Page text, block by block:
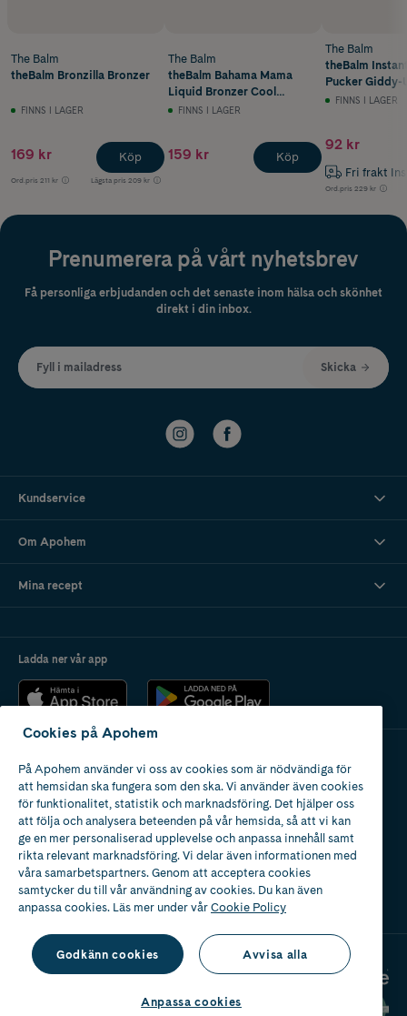
The Balm
theBalm Bronzilla Bronzer
FINNS I LAGER
169 kr
Ord.pris 211 kr Lägsta pris 209 kr
Köp
The Balm
theBalm Bahama Mama
Liquid Bronzer Cool
Contour 4,1 ml
FINNS I LAGER
159 kr Köp
The Balm
theBalm
Pucker Giddy-
FINNS I LAGER
92 kr
Fri frakt
Ord.pris 229 kr
Prenumerera på vårt nyhetsbrev
Få personliga erbjudanden och det senaste inom hälsa och skönhet
direkt i din inbox.
Fyll i mailadress Skicka
Kundservice
Om Apohem
Mina recept
Ladda ner vår app
Apotek med tillstånd
av Läkemedelsverket
Cookies på Apohem
På Apohem använder vi oss av cookies som är nödvändiga för
att hemsidan ska fungera som den ska. Vi använder även cookies
för funktionalitet, statistik och marknadsföring. Det hjälper oss
att följa och analysera beteenden på vår hemsida, så att vi kan
ge en mer personaliserad upplevelse och anpassa innehåll samt
rikta relevant marknadsföring. Vi delar även informationen med
våra samarbetspartners. Genom att acceptera cookies
samtycker du till vår användning av cookies. Du kan även
anpassa cookies. Läs mer under vårCookie Policy
Godkänn cookies Avvisa alla
Anpassa cookies